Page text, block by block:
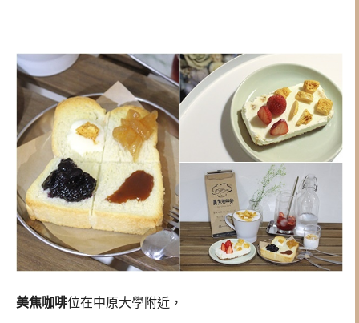
美焦咖啡位在中原大學附近，